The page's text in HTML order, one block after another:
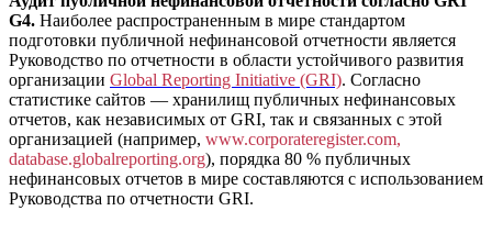
G4. Наиболее распространенным в мире стандартом
подготовки публичной нефинансовой отчетности является
Руководство по отчетности в области устойчивого развития
организации Global Reporting Initiative (GRI). Согласно
статистике сайтов — хранилищ публичных нефинансовых
отчетов, как независимых от GRI, так и связанных с этой
организацией (например, www.corporateregister.com,
database.globalreporting.org), порядка 80 % публичных
нефинансовых отчетов в мире составляются с использованием
Руководства по отчетности GRI.